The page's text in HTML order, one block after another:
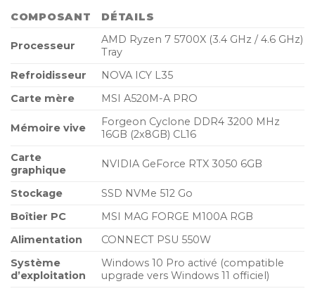
7.890,00 MAD..
COMPOSANT DÉTAILS
Processeur
AMD Ryzen 7 5700X (3.4 GHz / 4.6 GHz)
Tray
Refroidisseur
NOVA ICY L35
Carte mère
MSI A520M-A PRO
Mémoire vive
Forgeon Cyclone DDR4 3200 MHz
16GB (2x8GB) CL16
Carte
graphique
NVIDIA GeForce RTX 3050 6GB
Stockage
SSD NVMe 512 Go
Boîtier PC
MSI MAG FORGE M100A RGB
Alimentation
CONNECT PSU 550W
Système
d’exploitation
Windows 10 Pro activé (compatible
upgrade vers Windows 11 officiel)